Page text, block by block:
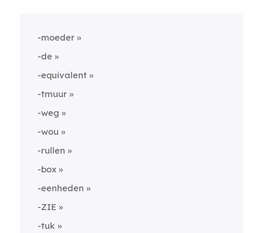
-moeder
-de
-equivalent
-tmuur
-weg
-wou
-rullen
-box
-eenheden
-ZIE
-tuk